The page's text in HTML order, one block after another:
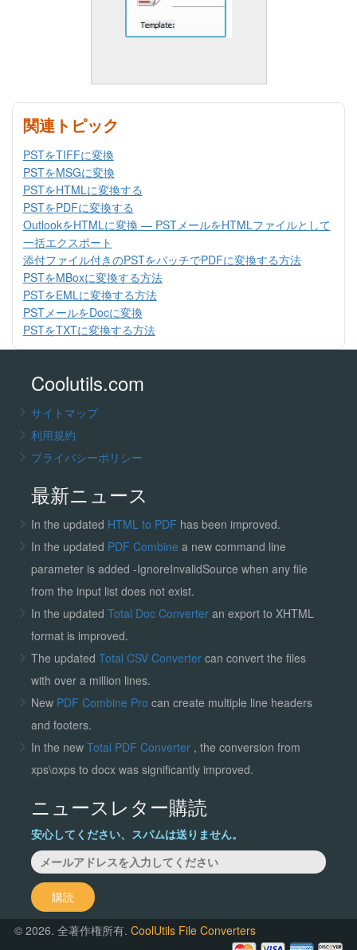
関連トピック
PSTをTIFFに変換
PSTをMSGに変換
PSTをHTMLに変換する
PSTをPDFに変換する
OutlookをHTMLに変換 — PSTメールをHTMLファイルとして
一括エクスポート
添付ファイル付きのPSTをバッチでPDFに変換する方法
PSTをMBoxに変換する方法
PSTをEMLに変換する方法
PSTメールをDocに変換
PSTをTXTに変換する方法
Coolutils.com
サイトマップ
利用規約
プライバシーポリシー
最新ニュース
In the updated HTML to PDF has been improved.
In the updated PDF Combine a new command line
parameter is added -IgnoreInvalidSource when any file
from the input list does not exist.
In the updated Total Doc Converter an export to XHTML
format is improved.
The updated Total CSV Convertercan convert the files
with over a million lines.
New PDF Combine Pro can create multiple line headers
and footers.
In the new Total PDF Converter , the conversion from
xps\oxps to docx was significantly improved.
ニュースレター購読
安心してください、スパムは送りません。
購読
© 2026. 全著作権所有.CoolUtils File Converters